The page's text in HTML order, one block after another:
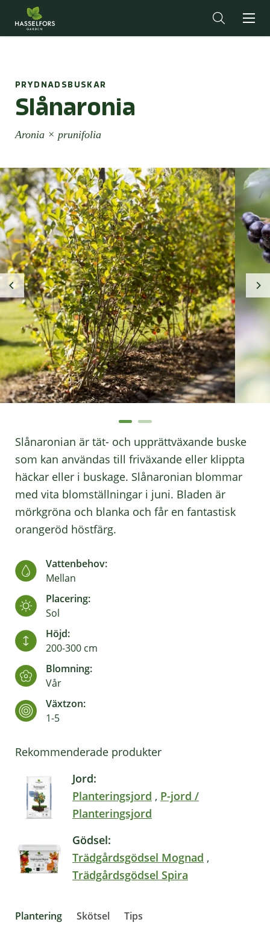
PRYDNADSBUSKAR
Slånaronia
Aronia × prunifolia
Slånaronian är tät- och upprättväxande buske
som kan användas till friväxande eller klippta
häckar eller i buskage. Slånaronian blommar
med vita blomställningar i juni. Bladen är
mörkgröna och blanka och får en fantastisk
orangeröd höstfärg.
Vattenbehov:
Mellan
Placering:
Sol
Höjd:
200-300 cm
Blomning:
Vår
Växtzon:
1-5
Rekommenderade produkter
Jord:
Planteringsjord , P-jord /
Planteringsjord
Gödsel:
Trädgårdsgödsel Mognad ,
Trädgårdsgödsel Spira
Plantering Skötsel Tips